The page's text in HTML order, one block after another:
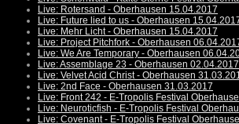
Live: Rotersand - Oberhausen 15.04.2017
Live: Future lied to us - Oberhausen
Live: Mehr Licht - Oberhausen 15.04.2017
Live: Project Pitchfork - Oberhausen
Live: We Are Temporary - Oberhausen
Live: Assemblage 23 - Oberhausen 02.04.2017
Live: Velvet Acid Christ - Oberhausen
Live: 2nd Face - Oberhausen 31.03.2017
Live: Front 242 - E-Tropolis Festival
Live: Neuroticfish - E-Tropolis Festival
Live: Covenant - E-Tropolis Festival